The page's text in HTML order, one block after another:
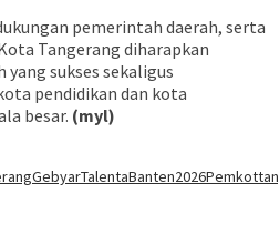
pemerintah daerah, serta
Tangerang diharapkan
sukses sekaligus
pendidikan dan kota
besar. (myl)
GebyarTalentaBanten2026